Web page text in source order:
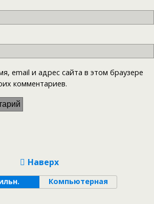
email и адрес сайта в этом браузере
комментариев.
Наверх
Компьютерная